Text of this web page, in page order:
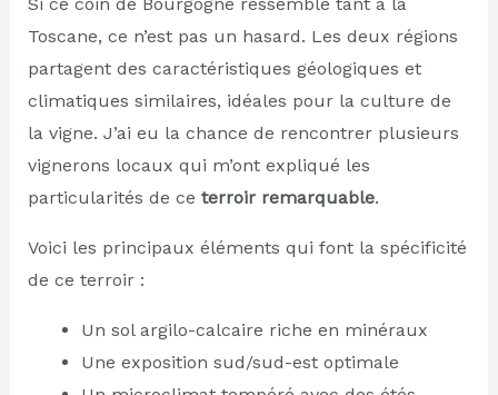
Toscane, ce n’est pas un hasard. Les deux régions
partagent des caractéristiques géologiques et
climatiques similaires, idéales pour la culture de
la vigne. J’ai eu la chance de rencontrer plusieurs
vignerons locaux qui m’ont expliqué les
particularités de ce terroir remarquable.
Voici les principaux éléments qui font la spécificité
de ce terroir :
Un sol argilo-calcaire riche en minéraux
Une exposition sud/sud-est optimale